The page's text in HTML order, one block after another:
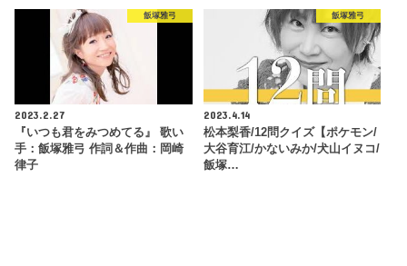
飯塚雅弓
2023.2.27
『いつも君をみつめてる』 歌い
手：飯塚雅弓 作詞＆作曲：岡崎
律子
飯塚雅弓
2023.4.14
松本梨香/12問クイズ【ポケモン/
大谷育江/かないみか/犬山イヌコ/
飯塚…